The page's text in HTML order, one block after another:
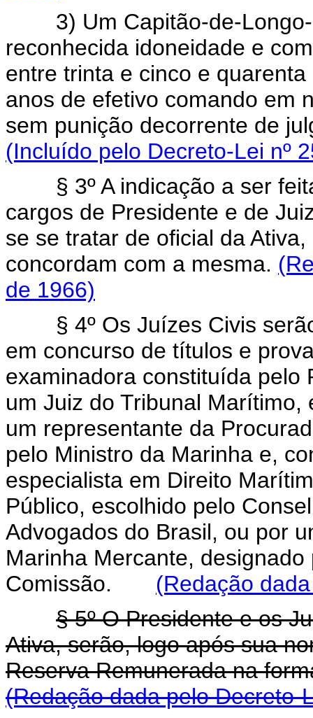
3) Um Capitão-de-Longo-
reconhecida idoneidade e
entre trinta e cinco e
anos de efetivo comando em
sem punição decorrente de
(Incluído pelo Decreto-Lei nº
§ 3º A indicação a ser
cargos de Presidente e de
se se tratar de oficial da
concordam com a mesma.
de 1966)
§ 4º Os Juízes Civis
em concurso de títulos e
examinadora constituída pelo
um Juiz do Tribunal
um representante da
pelo Ministro da Marinha e,
especialista em Direito
Público, escolhido pelo
Advogados do Brasil, ou por
Marinha Mercante,
Comissão. (Redação
§ 5º O Presidente e os
Ativa, serão, logo após sua
Reserva Remunerada na
(Redação dada pelo Decreto-